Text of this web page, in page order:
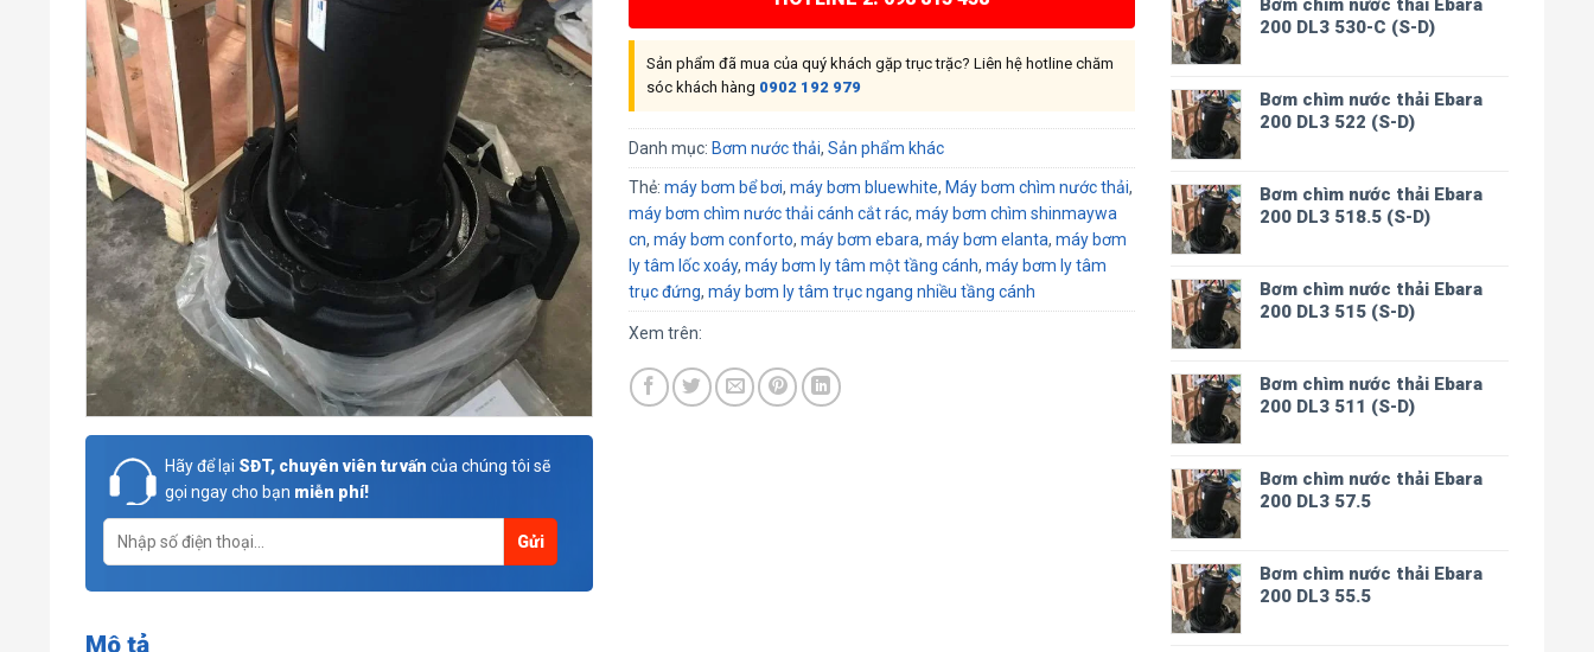
Bơm chìm nước thải Ebara
200 DL3 530-C (S-D)
Bơm chìm nước thải Ebara
200 DL3 522 (S-D)
Bơm chìm nước thải Ebara
200 DL3 518.5 (S-D)
Bơm chìm nước thải Ebara
200 DL3 515 (S-D)
Bơm chìm nước thải Ebara
200 DL3 511 (S-D)
Bơm chìm nước thải Ebara
200 DL3 57.5
Bơm chìm nước thải Ebara
200 DL3 55.5
Hãy để lại SĐT, chuyên viên tư vấn của chúng tôi sẽ
gọi ngay cho bạn miễn phí!
Sản phẩm đã mua của quý khách gặp trục trặc? Liên hệ hotline chăm
sóc khách hàng 0902 192 979
Danh mục: Bơm nước thải, Sản phẩm khác
Thẻ: máy bơm bể bơi, máy bơm bluewhite, Máy bơm chìm nước thải,
máy bơm chìm nước thải cánh cắt rác, máy bơm chìm shinmaywa
cn, máy bơm conforto, máy bơm ebara, máy bơm elanta, máy bơm
ly tâm lốc xoáy, máy bơm ly tâm một tầng cánh, máy bơm ly tâm
trục đứng, máy bơm ly tâm trục ngang nhiều tầng cánh
Xem trên:
Mô tả